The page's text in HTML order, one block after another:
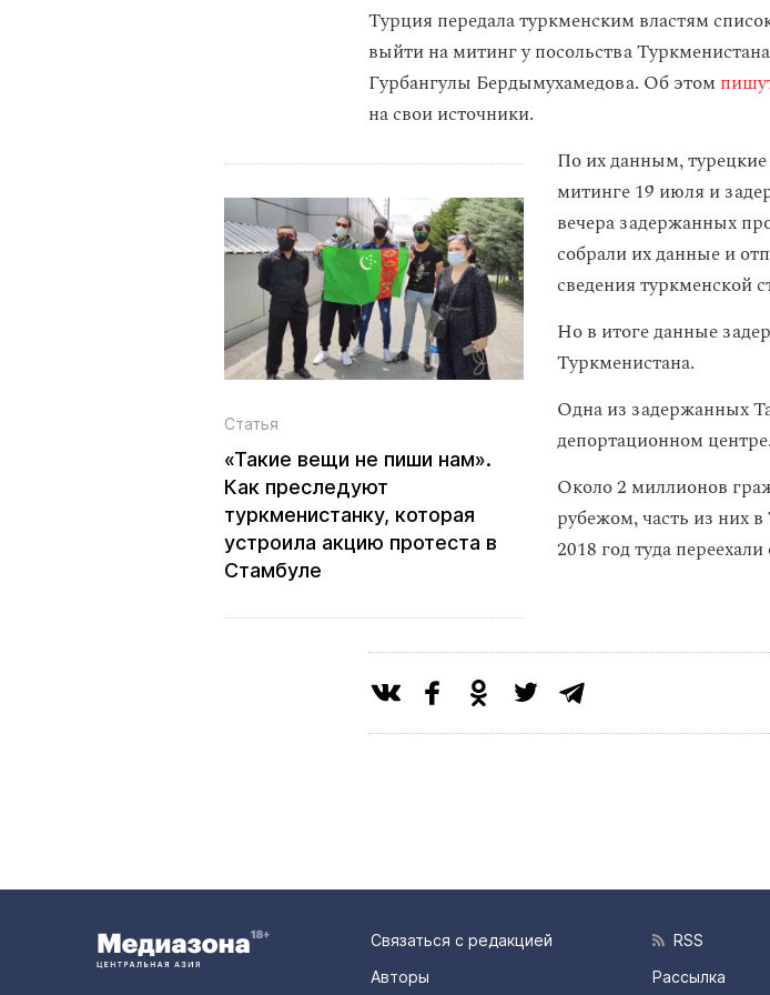
Турция передала туркменским властям
выйти на митинг у посольства
Гурбангулы Бердымухамедова. Об этом
на свои источники.
Статья
«Такие вещи не пиши нам».
Как преследуют
туркменистанку, которая
устроила акцию протеста в
Стамбуле
По их данным,
митинге 19 июля и
вечера задержанных
собрали их данные и
сведения туркменской
Но в итоге данные
Туркменистана.
Одна из задержанных
депортационном центре.
Около 2 миллионов
рубежом, часть из них
2018 год туда
Связаться с редакцией
Авторы
RSS
Рассылка